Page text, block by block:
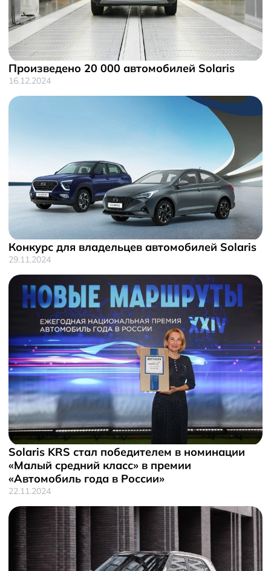
Произведено 20 000 автомобилей Solaris
16.12.2024
Конкурс для владельцев автомобилей Solaris
29.11.2024
Solaris KRS стал победителем в номинации
«Малый средний класс» в премии
«Автомобиль года в России»
22.11.2024